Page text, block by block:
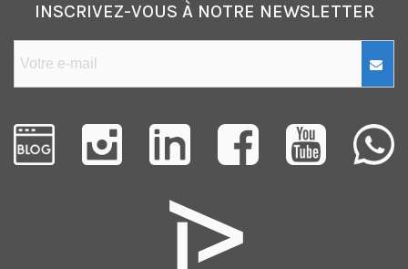
INSCRIVEZ-VOUS À NOTRE NEWSLETTER